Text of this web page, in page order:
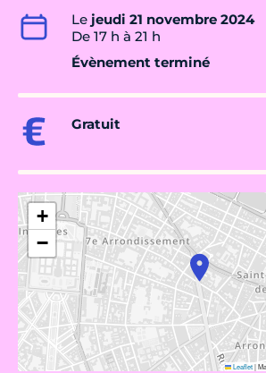
Le jeudi 21 novembre 2024
De 17 h à 21 h
Évènement terminé
Gratuit
+
−
Leaflet|